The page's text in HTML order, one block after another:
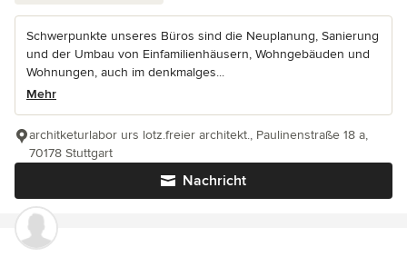
Schwerpunkte unseres Büros sind die Neuplanung, Sanierung
und der Umbau von Einfamilienhäusern, Wohngebäuden und
Wohnungen, auch im denkmalges...
Mehr
Nachricht
architketurlabor urs lotz.freier architekt., Paulinenstraße 18 a,
70178 Stuttgart